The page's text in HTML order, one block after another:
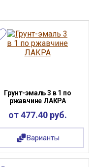
Грунт-эмаль 3 в 1 по
ржавчине ЛАКРА
от 477.40 руб.
Варианты